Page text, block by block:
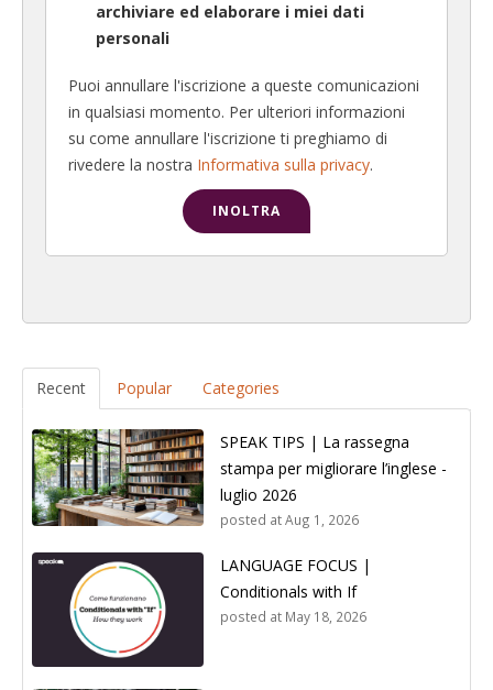
archiviare ed elaborare i miei dati
personali
Puoi annullare l'iscrizione a queste comunicazioni
in qualsiasi momento. Per ulteriori informazioni
su come annullare l'iscrizione ti preghiamo di
rivedere la nostra Informativa sulla privacy.
Recent Popular Categories
SPEAK TIPS | La rassegna
stampa per migliorare l’inglese -
luglio 2026
posted atAug 1, 2026
LANGUAGE FOCUS |
Conditionals with If
posted at May 18, 2026